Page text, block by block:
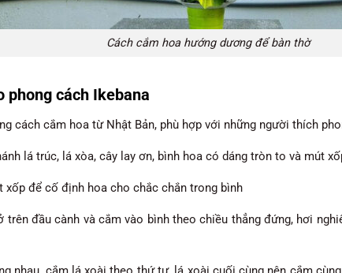
Cách cắm hoa hướng dương để bàn thờ
phong cách Ikebana
cách cắm hoa từ Nhật Bản, phù hợp với những người thích
lá trúc, lá xòa, cây lay ơn, bình hoa có dáng tròn to và mút
để cố định hoa cho chắc chắn trong bình
đầu cành và cắm vào bình theo chiều thẳng đứng, hơi